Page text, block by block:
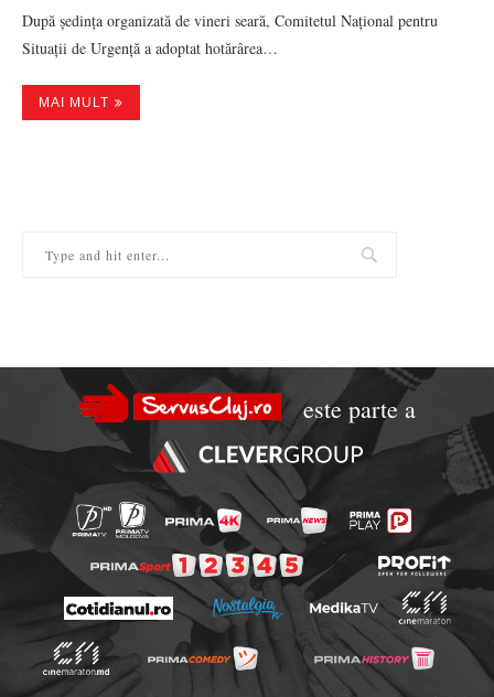
După ședința organizată de vineri seară, Comitetul Național pentru
Situații de Urgență a adoptat hotărârea…
MAI MULT
este parte a